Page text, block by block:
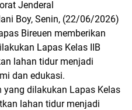
Jenderal
Boy, Senin, (22/06/2026)
Bireuen memberikan
Lapas Kelas IIB
lahan tidur menjadi
dan edukasi.
yang dilakukan Lapas Kelas
lahan tidur menjadi